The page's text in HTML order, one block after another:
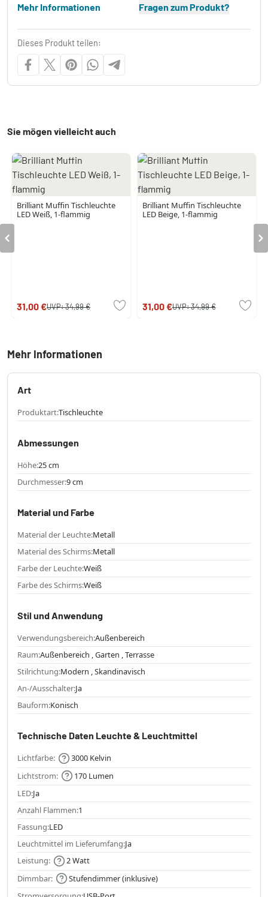
Mehr Informationen Fragen zum Produkt?
Dieses Produkt teilen:
Sie mögen vielleicht auch
Brilliant Muffin Tischleuchte
LED Weiß, 1-flammig
31,00 €UVP:34,99 €
Brilliant Muffin Tischleuchte
LED Beige, 1-flammig
31,00 €UVP:34,99 €
Mehr Informationen
Art
Produktart:Tischleuchte
Abmessungen
Höhe:25 cm
Durchmesser:9 cm
Material und Farbe
Material der Leuchte:Metall
Material des Schirms:Metall
Farbe der Leuchte:Weiß
Farbe des Schirms:Weiß
Stil und Anwendung
Verwendungsbereich:Außenbereich
Raum:Außenbereich , Garten , Terrasse
Stilrichtung:Modern , Skandinavisch
An-/Ausschalter:Ja
Bauform:Konisch
Technische Daten Leuchte & Leuchtmittel
Lichtfarbe:
3000 Kelvin
Lichtstrom:
170 Lumen
LED:Ja
Anzahl Flammen:1
Fassung:LED
Leuchtmittel im Lieferumfang:Ja
Leistung:
2 Watt
Dimmbar:
Stufendimmer (inklusive)